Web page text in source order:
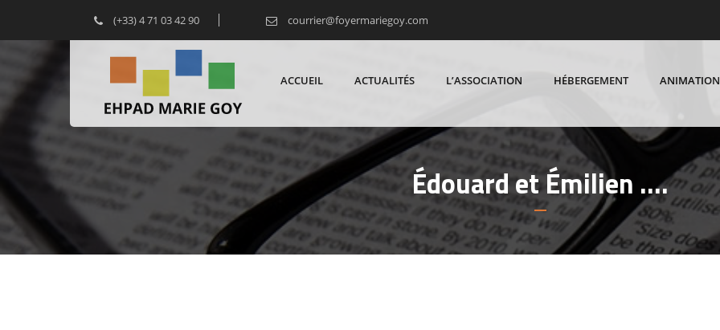
(+33) 4 71 03 42 90 courrier@foyermariegoy.com
ACCUEIL ACTUALITÉS L’ASSOCIATION HÉBERGEMENT ANIMATION
Édouard et Émilien ….